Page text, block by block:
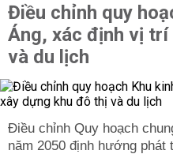
Điều chỉnh quy
Áng, xác định vị
và du lịch
Điều chỉnh Quy hoạch
năm 2050 định hướng phát